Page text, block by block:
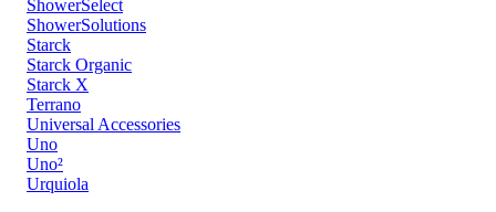
ShowerSelect
ShowerSolutions
Starck
Starck Organic
Starck X
Terrano
Universal Accessories
Uno
Uno²
Urquiola